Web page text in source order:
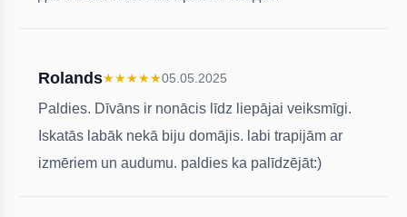
Rolands★★★★★05.05.2025
Paldies. Dīvāns ir nonācis līdz liepājai veiksmīgi.
Iskatās labāk nekā biju domājis. labi trapijām ar
izmēriem un audumu. paldies ka palīdzējāt:)